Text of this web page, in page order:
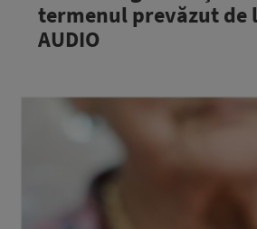
termenul prevăzut de
AUDIO